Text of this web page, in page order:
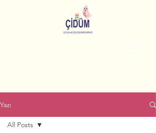
Yazı
All Posts